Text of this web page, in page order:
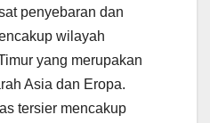
penyebaran dan
wilayah
yang merupakan
Asia dan Eropa.
tersier mencakup